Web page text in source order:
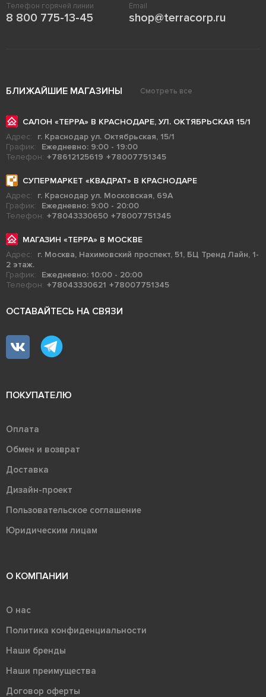
Телефон горячей линии
8 800 775-13-45
Email
shop@terracorp.ru
БЛИЖАЙШИЕ МАГАЗИНЫ Смотреть все
САЛОН «ТЕРРА» В КРАСНОДАРЕ, УЛ. ОКТЯБРЬСКАЯ 15/1
Адрес:
г. Краснодар ул. Октябрьская, 15/1
График:
Ежедневно: 9:00 - 19:00
Телефон: +78612125619 +78007751345
СУПЕРМАРКЕТ «КВАДРАТ» В КРАСНОДАРЕ
Адрес:
г. Краснодар ул. Московская, 69А
График:
Ежедневно: 9:00 - 20:00
Телефон: +78043330650 +78007751345
МАГАЗИН «ТЕРРА» В МОСКВЕ
Адрес:
г. Москва, Нахимовский проспект, 51, БЦ Тренд Лайн, 1-
2 этаж.
График:
Ежедневно: 10:00 - 20:00
Телефон: +78043330621 +78007751345
ОСТАВАЙТЕСЬ НА СВЯЗИ
ПОКУПАТЕЛЮ
Оплата
Обмен и возврат
Доставка
Дизайн-проект
Пользовательское соглашение
Юридическим лицам
О КОМПАНИИ
О нас
Политика конфиденциальности
Наши бренды
Наши преимущества
Договор оферты